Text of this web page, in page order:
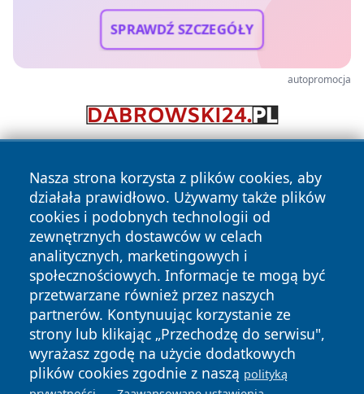
SPRAWDŹ SZCZEGÓŁY
autopromocja
Nasza strona korzysta z plików cookies, aby
działała prawidłowo. Używamy także plików
cookies i podobnych technologii od
zewnętrznych dostawców w celach
analitycznych, marketingowych i
społecznościowych. Informacje te mogą być
przetwarzane również przez naszych
partnerów. Kontynuując korzystanie ze
strony lub klikając „Przechodzę do serwisu",
wyrażasz zgodę na użycie dodatkowych
plików cookies zgodnie z naszą polityką
Copyright © 2026 mojzgierz.pl Wszystkie prawa zastrzeżone.
News Autorzy
Polityka
Prywatności
Polityka
Cookies